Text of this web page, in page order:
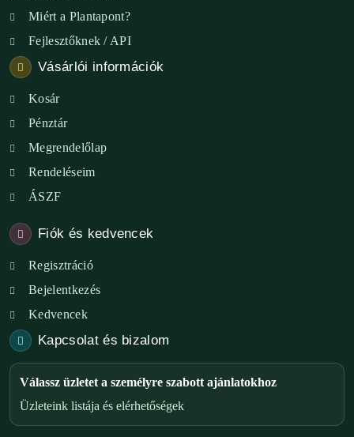
Miért a Plantapont?
Fejlesztőknek / API
Vásárlói információk
Kosár
Pénztár
Megrendelőlap
Rendeléseim
ÁSZF
Fiók és kedvencek
Regisztráció
Bejelentkezés
Kedvencek
Kapcsolat és bizalom
Válassz üzletet a személyre szabott ajánlatokhoz
Üzleteink listája és elérhetőségek